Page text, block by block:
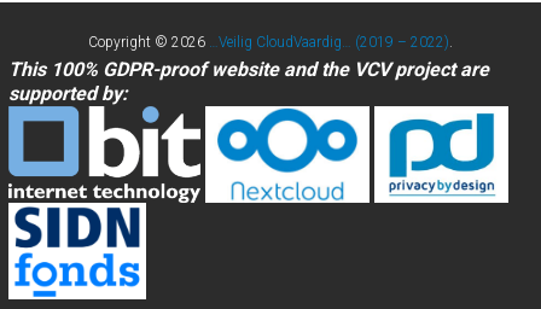
Copyright © 2026 …Veilig CloudVaardig… (2019 – 2022)
This 100% GDPR-proof website and the VCV project are
supported by: